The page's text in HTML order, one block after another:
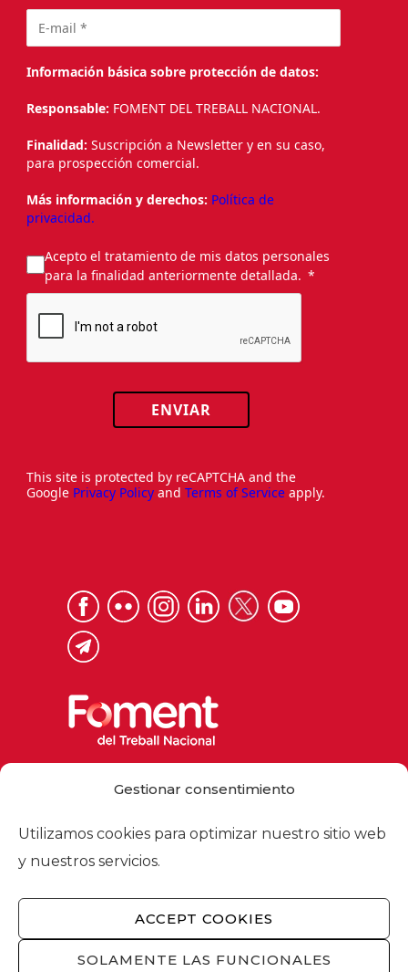
Gestionar consentimiento
Utilizamos cookies para optimizar nuestro sitio web
y nuestros servicios.
ACCEPT COOKIES
SOLAMENTE LAS FUNCIONALES
Información básica sobre protección de datos:
Responsable: FOMENT DEL TREBALL NACIONAL.
Finalidad: Suscripción a Newsletter y en su caso,
para prospección comercial.
Más información y derechos: Política de
privacidad.
Acepto el tratamiento de mis datos personales
para la finalidad anteriormente detallada.
ENVIAR
This site is protected by reCAPTCHA and the
Google Privacy Policy and Terms of Service apply.
foment@foment.com
© 2026 - Foment del Treball Nacional